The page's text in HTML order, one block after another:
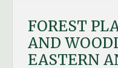
FOREST
AND
EASTERN